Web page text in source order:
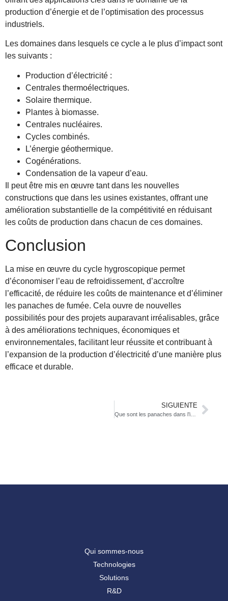
production d’énergie et de l’optimisation des processus
industriels.
Les domaines dans lesquels ce cycle a le plus d’impact sont
les suivants :
Production d’électricité :
Centrales thermoélectriques.
Solaire thermique.
Plantes à biomasse.
Centrales nucléaires.
Cycles combinés.
L’énergie géothermique.
Cogénérations.
Condensation de la vapeur d’eau.
Il peut être mis en œuvre tant dans les nouvelles
constructions que dans les usines existantes, offrant une
amélioration substantielle de la compétitivité en réduisant
les coûts de production dans chacun de ces domaines.
Conclusion
La mise en œuvre du cycle hygroscopique permet
d’économiser l’eau de refroidissement, d’accroître
l’efficacité, de réduire les coûts de maintenance et d’éliminer
les panaches de fumée. Cela ouvre de nouvelles
possibilités pour des projets auparavant irréalisables, grâce
à des améliorations techniques, économiques et
environnementales, facilitant leur réussite et contribuant à
l’expansion de la production d’électricité d’une manière plus
efficace et durable.
SIGUIENTE
Que sont les panaches dans l’industrie ?
Qui sommes-nous
Technologies
Solutions
R&D